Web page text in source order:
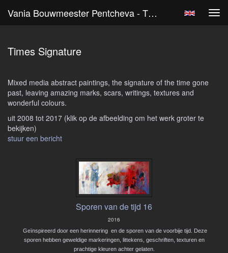
Vania Bouwmeester Pentcheva - Times Signature
Times Signature
Mixed media abstract paintings, the signature of the time gone
past, leaving amazing marks, scars, writings, textures and
wonderful colours.
uit 2008 tot 2017 (klik op de afbeelding om het werk groter te
bekijken)
stuur een bericht
Sporen van de tijd 16
2016
Geïnspireerd door een herinnering en de sporen van de voorbije tijd. Deze
sporen hebben geweldige markeringen, littekens, geschriften, texturen en
prachtige kleuren achter gelaten.